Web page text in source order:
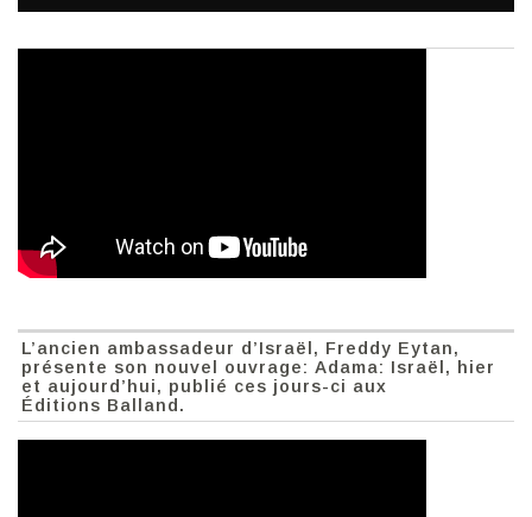
L’ancien ambassadeur d’Israël, Freddy Eytan,
présente son nouvel ouvrage: Adama: Israël, hier
et aujourd’hui, publié ces jours-ci aux
Éditions Balland.